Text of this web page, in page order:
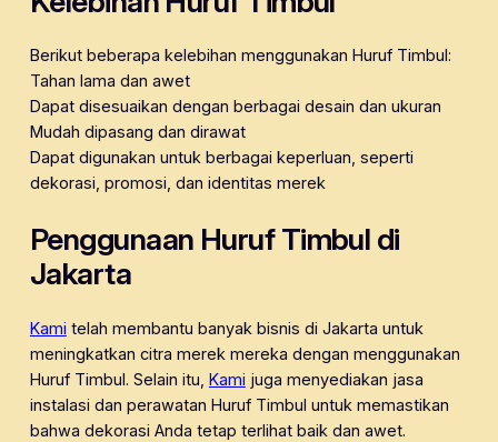
Berikut beberapa kelebihan menggunakan Huruf Timbul:
Tahan lama dan awet
Dapat disesuaikan dengan berbagai desain dan ukuran
Mudah dipasang dan dirawat
Dapat digunakan untuk berbagai keperluan, seperti
dekorasi, promosi, dan identitas merek
Penggunaan Huruf Timbul di
Jakarta
Kami telah membantu banyak bisnis di Jakarta untuk
meningkatkan citra merek mereka dengan menggunakan
Huruf Timbul. Selain itu, Kami juga menyediakan jasa
instalasi dan perawatan Huruf Timbul untuk memastikan
bahwa dekorasi Anda tetap terlihat baik dan awet.